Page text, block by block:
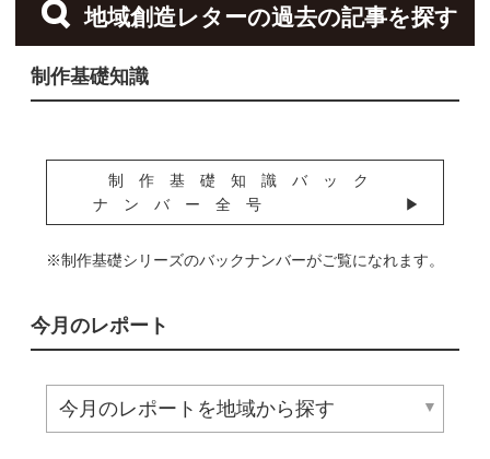
地域創造レターの過去の記事を探す
制作基礎知識
制作基礎知識バック
ナンバー全号
※制作基礎シリーズのバックナンバーがご覧になれます。
今月のレポート